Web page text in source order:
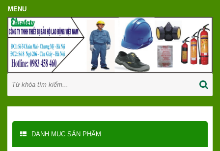
DANH MỤC SẢN PHẨM